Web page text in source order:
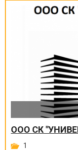
ООО СК
1